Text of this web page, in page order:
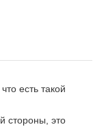
есть такой
стороны, это